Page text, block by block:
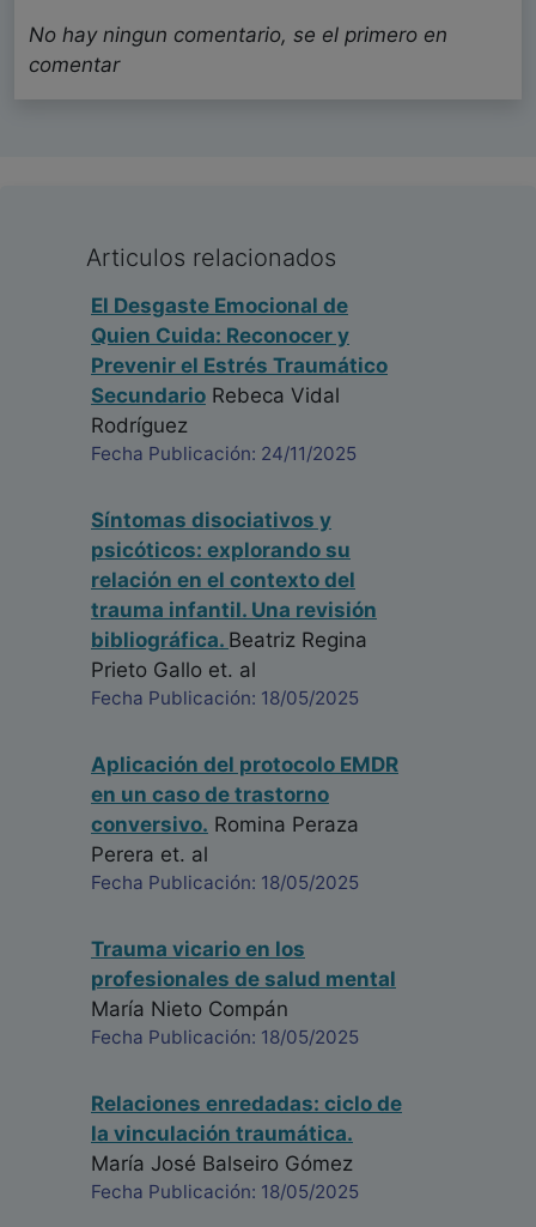
No hay ningun comentario, se el primero en
comentar
Articulos relacionados
El Desgaste Emocional de
Quien Cuida: Reconocer y
Prevenir el Estrés Traumático
Secundario Rebeca Vidal
Rodríguez
Fecha Publicación: 24/11/2025
Síntomas disociativos y
psicóticos: explorando su
relación en el contexto del
trauma infantil. Una revisión
bibliográfica. Beatriz Regina
Prieto Gallo et. al
Fecha Publicación: 18/05/2025
Aplicación del protocolo EMDR
en un caso de trastorno
conversivo. Romina Peraza
Perera et. al
Fecha Publicación: 18/05/2025
Trauma vicario en los
profesionales de salud mental
María Nieto Compán
Fecha Publicación: 18/05/2025
Relaciones enredadas: ciclo de
la vinculación traumática.
María José Balseiro Gómez
Fecha Publicación: 18/05/2025